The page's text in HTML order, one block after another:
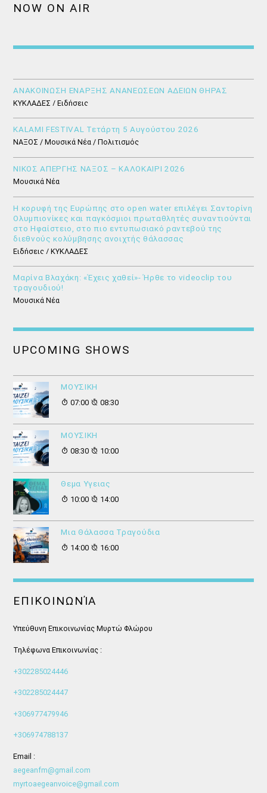
NOW ON AIR
ΑΝΑΚΟΙΝΩΣΗ ΕΝΑΡΞΗΣ ΑΝΑΝΕΩΣΕΩΝ ΑΔΕΙΩΝ ΘΗΡΑΣ
ΚΥΚΛΑΔΕΣ / Ειδήσεις
KALAMI FESTIVAL Τετάρτη 5 Αυγούστου 2026
ΝΑΞΟΣ / Μουσικά Νέα / Πολιτισμός
ΝΙΚΟΣ ΑΠΕΡΓΗΣ ΝΑΞΟΣ – ΚΑΛΟΚΑΙΡΙ 2026
Μουσικά Νέα
Η κορυφή της Ευρώπης στο open water επιλέγει Σαντορίνη
Ολυμπιονίκες και παγκόσμιοι πρωταθλητές συναντιούνται
στο Ηφαίστειο, στο πιο εντυπωσιακό ραντεβού της
διεθνούς κολύμβησης ανοιχτής θάλασσας
Ειδήσεις / ΚΥΚΛΑΔΕΣ
Μαρίνα Βλαχάκη: «Έχεις χαθεί»- Ήρθε το videoclip του
τραγουδιού!
Μουσικά Νέα
UPCOMING SHOWS
ΜΟΥΣΙΚΗ
07:00
08:30
ΜΟΥΣΙΚΗ
08:30
10:00
Θεμα Υγειας
10:00
14:00
Μια Θάλασσα Τραγούδια
14:00
16:00
ΕΠΙΚΟΙΝΩΝΊΑ
Υπεύθυνη Επικοινωνίας Μυρτώ Φλώρου
Τηλέφωνα Επικοινωνίας :
+302285024446
+302285024447
+306977479946
+306974788137
Email :
aegeanfm@gmail.com
myrtoaegeanvoice@gmail.com